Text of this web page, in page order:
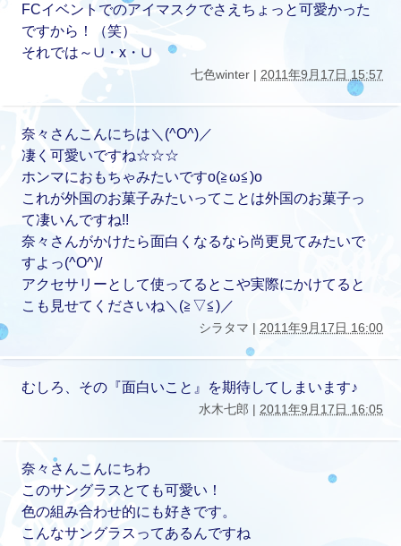
FCイベントでのアイマスクでさえちょっと可愛かった
ですから！（笑）
それでは～∪・x・∪
七色winter | 2011年9月17日 15:57
奈々さんこんにちは＼(^O^)／
凄く可愛いですね☆☆☆
ホンマにおもちゃみたいですo(≧ω≦)o
これが外国のお菓子みたいってことは外国のお菓子っ
て凄いんですね!!
奈々さんがかけたら面白くなるなら尚更見てみたいで
すよっ(^O^)/
アクセサリーとして使ってるとこや実際にかけてると
こも見せてくださいね＼(≧▽≦)／
シラタマ | 2011年9月17日 16:00
むしろ、その『面白いこと』を期待してしまいます♪
水木七郎 | 2011年9月17日 16:05
奈々さんこんにちわ
このサングラスとても可愛い！
色の組み合わせ的にも好きです。
こんなサングラスってあるんですね